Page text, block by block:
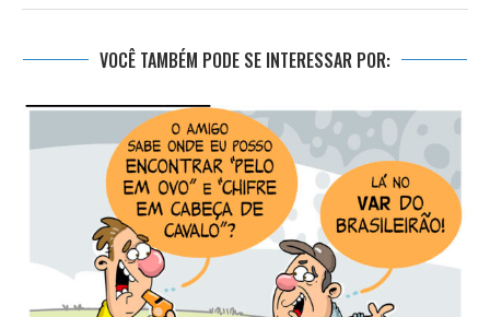
VOCÊ TAMBÉM PODE SE INTERESSAR POR: